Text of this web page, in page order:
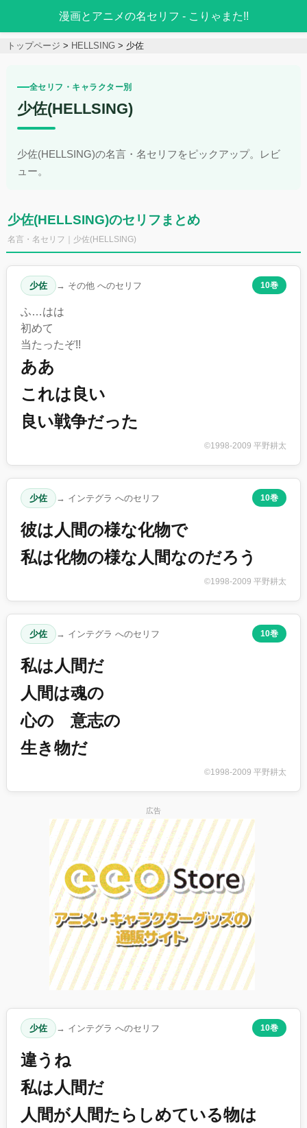
漫画とアニメの名セリフ - こりゃまた!!
トップページ HELLSING 少佐
全セリフ・キャラクター別
少佐(HELLSING)
少佐(HELLSING)の名言・名セリフをピックアップ。レビ
ュー。
少佐(HELLSING)のセリフまとめ
名言・名セリフ｜少佐(HELLSING)
少佐 → その他 へのセリフ 10巻
ふ…はは
初めて
当たったぞ!!
ああ
これは良い
良い戦争だった
©1998-2009 平野耕太
少佐 → インテグラ へのセリフ 10巻
彼は人間の様な化物で
私は化物の様な人間なのだろう
©1998-2009 平野耕太
少佐 → インテグラ へのセリフ 10巻
私は人間だ
人間は魂の
心の 意志の
生き物だ
©1998-2009 平野耕太
広告
少佐 → インテグラ へのセリフ 10巻
違うね
私は人間だ
人間が人間たらしめている物は